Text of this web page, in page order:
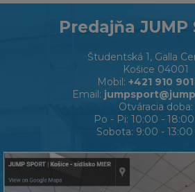
Predajňa JUMP
Študentská 1, Galla
Košice 04001
Mobil: +421 910
Email:
Otváracia doba:
Po - Pi: 10:00 -
Sobota: 9:00 - 13:00